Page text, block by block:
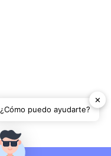
✕
¿Cómo puedo ayudarte?